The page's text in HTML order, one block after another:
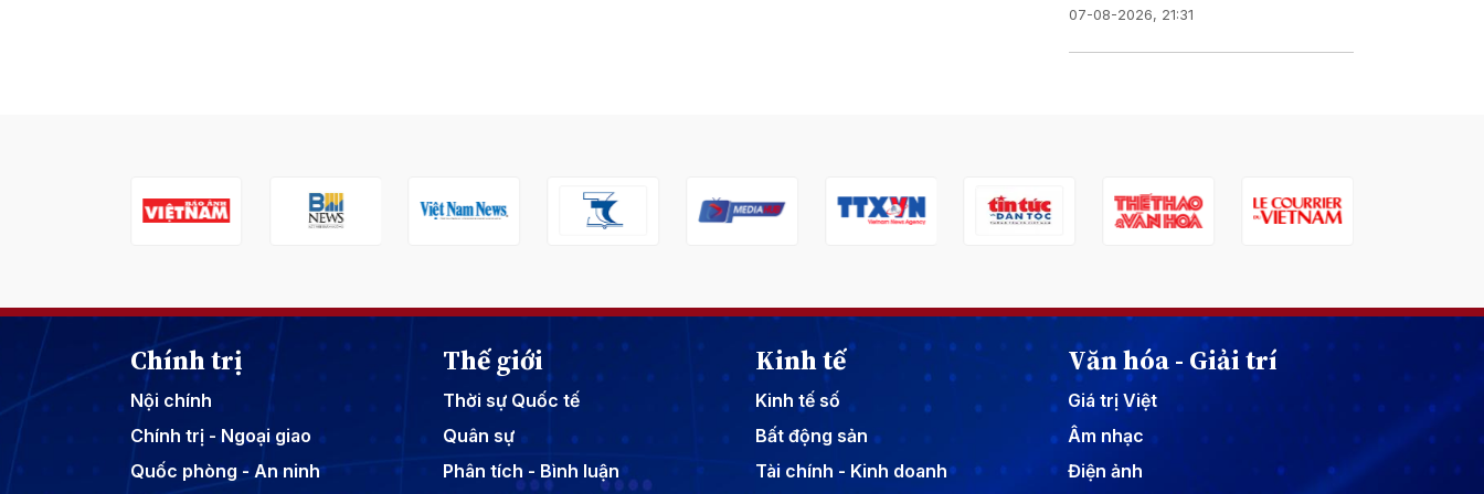
07-08-2026, 21:31
Chính trị
Nội chính
Chính trị - Ngoại giao
Quốc phòng - An ninh
Thế giới
Thời sự Quốc tế
Quân sự
Phân tích - Bình luận
Kinh tế
Kinh tế số
Bất động sản
Tài chính - Kinh doanh
Văn hóa - Giải trí
Giá trị Việt
Âm nhạc
Điện ảnh